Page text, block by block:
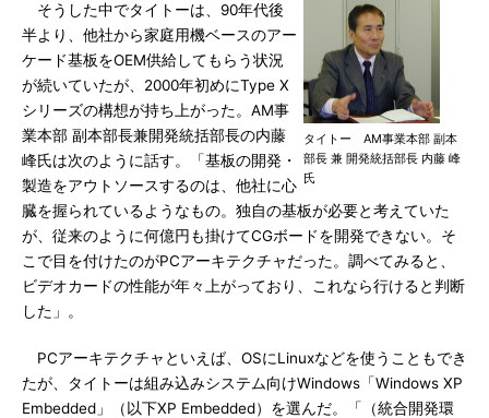
タイトー AM事業本部 副本
部長 兼 開発統括部長 内藤 峰
氏
そうした中でタイトーは、90年代後
半より、他社から家庭用機ベースのアー
ケード基板をOEM供給してもらう状況
が続いていたが、2000年初めにType X
シリーズの構想が持ち上がった。AM事
業本部 副本部長兼開発統括部長の内藤
峰氏は次のように話す。「基板の開発・
製造をアウトソースするのは、他社に心
臓を握られているようなもの。独自の基板が必要と考えていた
が、従来のように何億円も掛けてCGボードを開発できない。そ
こで目を付けたのがPCアーキテクチャだった。調べてみると、
ビデオカードの性能が年々上がっており、これなら行けると判断
した」。
PCアーキテクチャといえば、OSにLinuxなどを使うこともでき
たが、タイトーは組み込みシステム向けWindows「Windows XP
Embedded」（以下XP Embedded）を選んだ。「（統合開発環